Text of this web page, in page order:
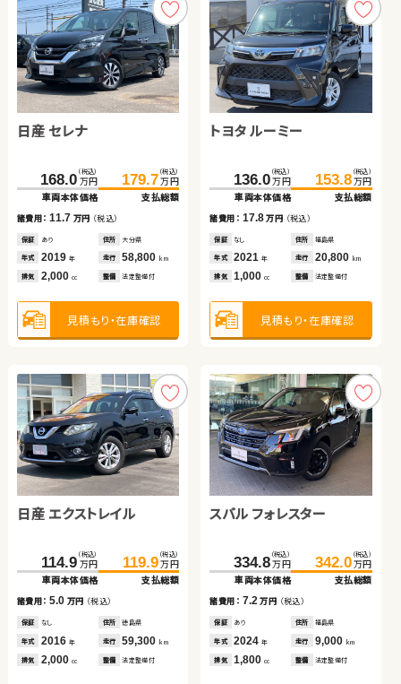
日産 セレナ
168.0 （税込）
万円
車両本体価格
179.7 （税込）
万円
支払総額
諸費用：11.7 万円 （税込）
保証 あり 住所 大分県
年式 2019 年 走行 58,800 km
排気 2,000 cc 整備 法定整備付
見積もり・在庫確認
トヨタ ルーミー
136.0 （税込）
万円
車両本体価格
153.8 （税込）
万円
支払総額
諸費用： 17.8万円 （税込）
保証 なし 住所 福島県
年式 2021年 走行 20,800 km
排気 1,000cc 整備 法定整備付
見積もり・在庫確認
日産 エクストレイル
114.9 （税込）
万円
車両本体価格
119.9 （税込）
万円
支払総額
諸費用：5.0 万円 （税込）
保証 なし 住所 徳島県
年式 2016 年 走行 59,300 km
排気 2,000 cc 整備 法定整備付
スバル フォレスター
334.8 （税込）
万円
車両本体価格
342.0 （税込）
万円
支払総額
諸費用： 7.2万円 （税込）
保証 あり 住所 福島県
年式 2024年 走行 9,000 km
排気 1,800cc 整備 法定整備付
スズキ スイフト
157.7（税込）
万円
諸費用：8.7 万円（税込）
なし 岡山県
年式 2018年 走行
排気 1,400 整備 法定整備付
見積もり・在庫確認
トヨタ プリウス アルファ
89.7 （税込）
万円
諸費用：10.4万円（税込）
なし
年式 2011年 走行
排気 1,800 整備 法定整備付
見積もり・在庫確認
トヨタ ヴォクシー
199.0（税込）
万円
204.4
諸費用：5.4 万円（税込）
あり 北海道
年式 2014年 走行
排気 2,000 整備 法定整備付
見積もり・在庫確認
スズキ アルト ＨＢ
89.4（税込）
万円
諸費用：4.7 万円（税込）
あり
年式 2020年 走行
排気 660 整備 法定整備付
見積もり・在庫確認
ダイハツ タント
170.0（税込）
万円
諸費用：8.1 万円（税込）
あり 福島県
年式 2023年 走行
排気 660 整備 法定整備付
見積もり・在庫確認
トヨタ アルファード ハイ
ブリッド
425.8 （税込）
万円
諸費用：12.9万円（税込）
なし
年式 2021年 走行
排気 2,500 整備 法定整備付
見積もり・在庫確認
ダイハツ ムーヴ
85.8（税込）
万円
89.8
諸費用：4.0 万円（税込）
なし 宮城県
年式 2017年 走行
排気 660 整備 法定整備付
見積もり・在庫確認
ホンダ Ｎ ＢＯＸ
140.1（税込）
万円
諸費用：7.0 万円（税込）
あり
年式 2018年 走行
排気 660 整備 なし
見積もり・在庫確認